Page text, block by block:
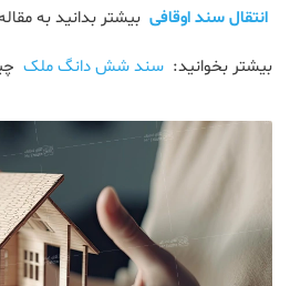
انتقال سند اوقافی بیشتر بدانید به
بیشتر بخوانید: سند شش دانگ ملک